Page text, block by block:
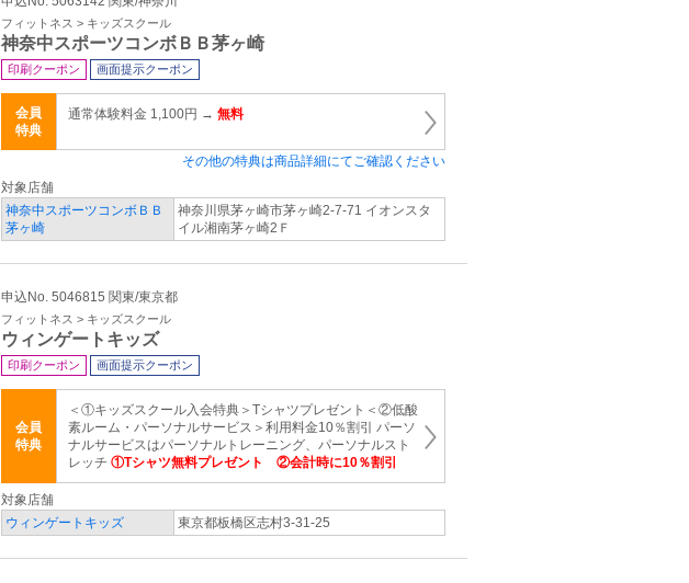
フィットネス > キッズスクール
神奈中スポーツコンボＢＢ茅ヶ崎
印刷クーポン 画面提示クーポン
会員
特典
通常体験料金 1,100円 → 無料
その他の特典は商品詳細にてご確認ください
対象店舗
神奈中スポーツコンボＢＢ
茅ヶ崎
神奈川県茅ヶ崎市茅ヶ崎2-7-71 イオンスタ
イル湘南茅ヶ崎2Ｆ
申込No. 5046815 関東/東京都
フィットネス > キッズスクール
ウィンゲートキッズ
印刷クーポン 画面提示クーポン
会員
特典
＜①キッズスクール入会特典＞Tシャツプレゼント＜②低酸
素ルーム・パーソナルサービス＞利用料金10％割引 パーソ
ナルサービスはパーソナルトレーニング、パーソナルスト
レッチ ①Tシャツ無料プレゼント ②会計時に10％割引
対象店舗
ウィンゲートキッズ
東京都板橋区志村3-31-25